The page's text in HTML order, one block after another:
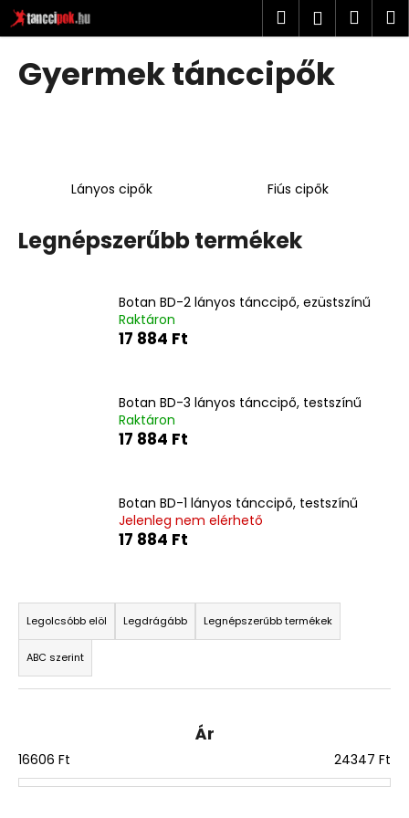
Ugrás
fő
tartalomhoz
Keresés
Gyermek tánccipők
Lányos cipők Fiús cipők
Legnépszerűbb termékek
Botan BD-2 lányos tánccipő, ezüstszínű
Raktáron
17 884 Ft
Botan BD-3 lányos tánccipő, testszínű
Raktáron
17 884 Ft
Botan BD-1 lányos tánccipő, testszínű
Jelenleg nem elérhető
17 884 Ft
T
e
r
m
é
k
r
Legolcsóbb elöl Legdrágább Legnépszerűbb termékek
ABC szerint
Ár
16606 Ft 24347 Ft
K
o
e
k